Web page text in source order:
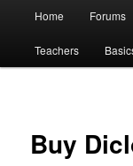
Home Forums
Teachers
Buy